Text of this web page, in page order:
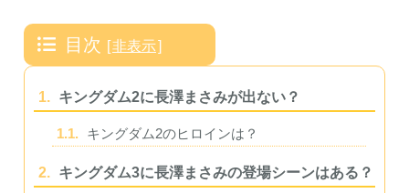
目次 [非表示]
1. キングダム2に長澤まさみが出ない？
1.1. キングダム2のヒロインは？
2. キングダム3に長澤まさみの登場シーンはある？